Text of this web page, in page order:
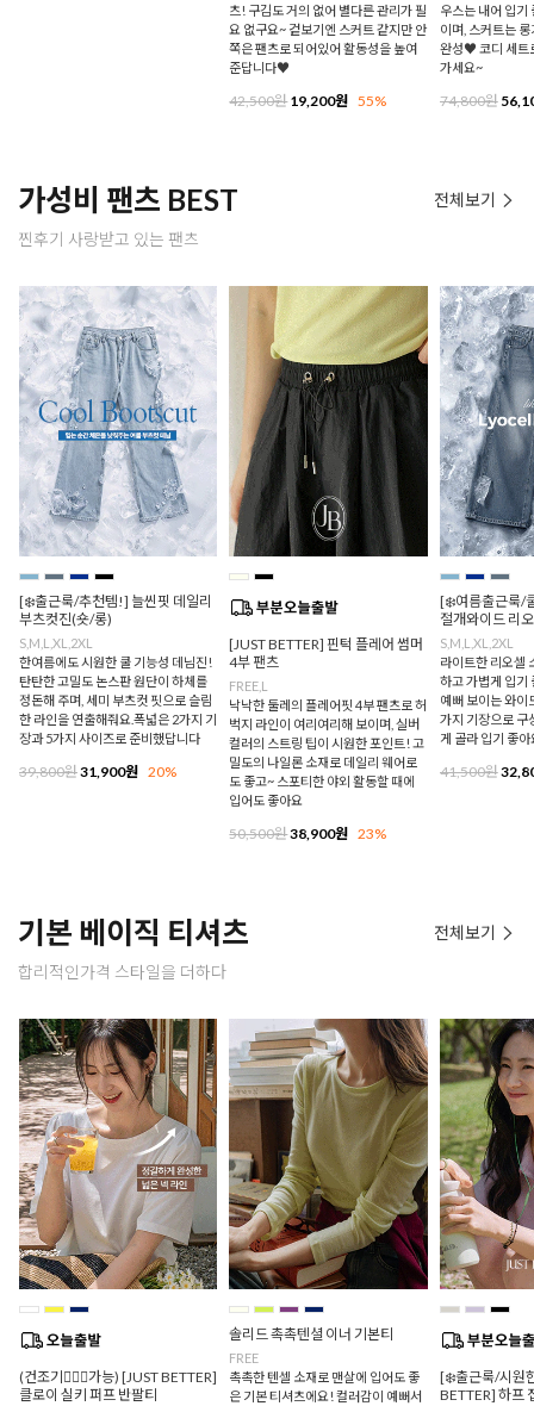
츠! 구김도 거의 없어 별다른 관리가 필
요 없구요~ 겉보기엔 스커트 같지만 안
쪽은 팬츠로 되어있어 활동성을 높여
준답니다♥
42,500원19,200원 55%
우스는 내어 입기
이며, 스커트는
완성♥ 코디 세트
가세요~
74,800원
가성비 팬츠 BEST
찐후기 사랑받고 있는 팬츠
전체보기
[❄️출근룩/추천템!] 늘씬핏 데일리
부츠컷진(숏/롱)
S,M,L,XL,2XL
한여름에도 시원한 쿨 기능성 데님진!
탄탄한 고밀도 논스판 원단이 하체를
정돈해 주며, 세미 부츠컷 핏으로 슬림
한 라인을 연출해줘요.폭넓은 2가지 기
장과 5가지 사이즈로 준비했답니다
39,800원31,900원 20%
[JUST BETTER] 핀턱 플레어 썸머
4부 팬츠
FREE,L
낙낙한 둘레의 플레어핏 4부 팬츠로 허
벅지 라인이 여리여리해 보이며, 실버
컬러의 스트링 팁이 시원한 포인트! 고
밀도의 나일론 소재로 데일리 웨어로
도 좋고~ 스포티한 야외 활동할 때에
입어도 좋아요
50,500원38,900원 23%
[❄️여름출근룩/
절개와이드 리
S,M,L,XL,2XL
라이트한 리오셀
하고 가볍게 입기
예뻐 보이는 와이
가지 기장으로 구
게 골라 입기 좋아
41,500원
기본 베이직 티셔츠
합리적인가격 스타일을 더하다
전체보기
(건조기🙆🏻‍♀️가능) [JUST BETTER]
클로이 실키 퍼프 반팔티
솔리드 촉촉텐셜 이너 기본티
FREE
촉촉한 텐셀 소재로 맨살에 입어도 좋
은 기본 티셔츠에요! 컬러감이 예뻐서
[❄️출근룩/시원
BETTER] 하프